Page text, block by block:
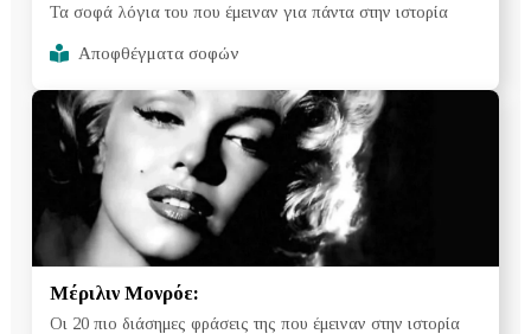
Τα σοφά λόγια του που έμειναν για πάντα στην ιστορία
Αποφθέγματα σοφών
Μέριλιν Μονρόε:
Oι 20 πιο διάσημες φράσεις της που έμειναν στην ιστορία